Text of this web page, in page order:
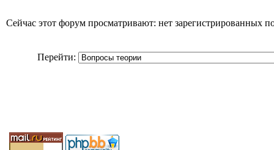
Сейчас этот форум просматривают: нет зарегистрированных
Перейти: